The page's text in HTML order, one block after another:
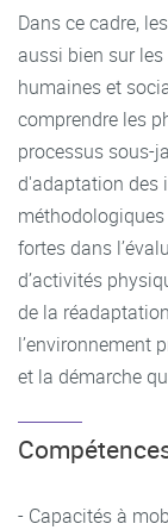
Dans ce cadre,
aussi bien sur
humaines et
comprendre les
processus sous-
d'adaptation des
fortes dans
d’activités
de la
l’environnement
et la démarche
- Capacités à